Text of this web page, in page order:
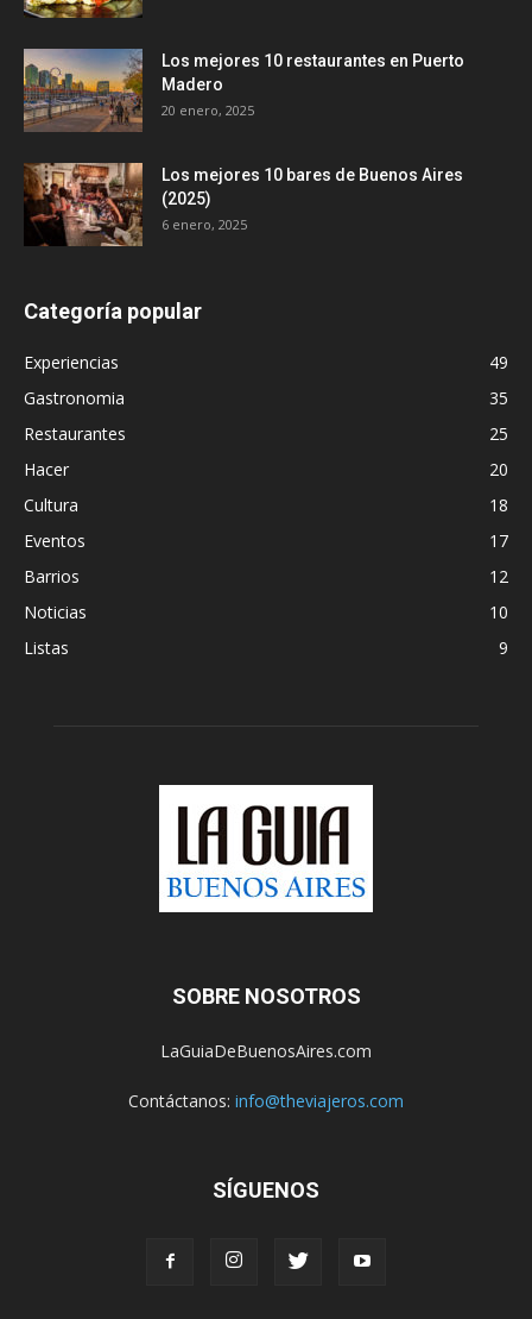
Los mejores 10 restaurantes en Puerto
Madero
20 enero, 2025
Los mejores 10 bares de Buenos Aires
(2025)
6 enero, 2025
Categoría popular
Experiencias
49
Gastronomia
35
Restaurantes
25
Hacer
20
Cultura
18
Eventos
17
Barrios
12
Noticias
10
Listas
9
SOBRE NOSOTROS
LaGuiaDeBuenosAires.com
Contáctanos: info@theviajeros.com
SÍGUENOS